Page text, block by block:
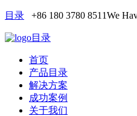
目录 +86 180 3780 8511We
目录
首页
产品目录
解决方案
成功案例
关于我们